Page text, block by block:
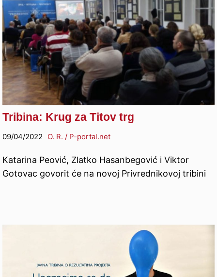
Tribina: Krug za Titov trg
09/04/2022 O. R. / P-portal.net
Katarina Peović, Zlatko Hasanbegović i Viktor
Gotovac govorit će na novoj Privrednikovoj tribini